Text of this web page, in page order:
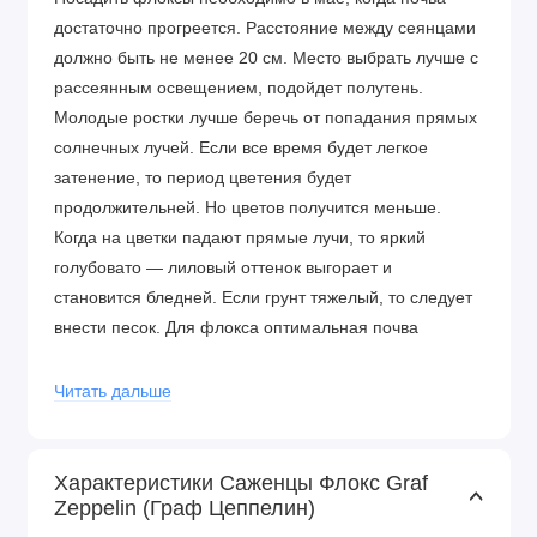
достаточно прогреется. Расстояние между сеянцами
должно быть не менее 20 см. Место выбрать лучше с
рассеянным освещением, подойдет полутень.
Молодые ростки лучше беречь от попадания прямых
солнечных лучей. Если все время будет легкое
затенение, то период цветения будет
продолжительней. Но цветов получится меньше.
Когда на цветки падают прямые лучи, то яркий
голубовато — лиловый оттенок выгорает и
становится бледней. Если грунт тяжелый, то следует
внести песок. Для флокса оптимальная почва
На слишком жирных и плотных грунтах растение
пластины и яркость цвета не покидала цветущий куст.
Перед посадкой обязательно перекопайте участок и
Читать дальше
Характеристики Саженцы Флокс Graf
Zeppelin (Граф Цеппелин)